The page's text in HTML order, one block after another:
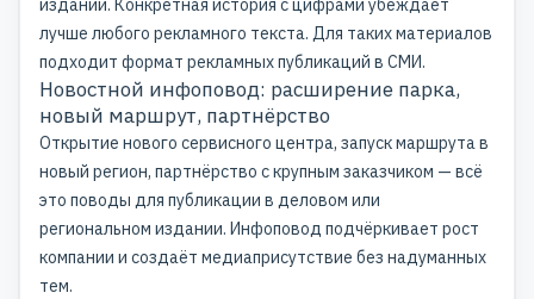
издании. Конкретная история с цифрами убеждает
лучше любого рекламного текста. Для таких материалов
подходит формат рекламных публикаций в СМИ.
Новостной инфоповод: расширение парка,
новый маршрут, партнёрство
Открытие нового сервисного центра, запуск маршрута в
новый регион, партнёрство с крупным заказчиком — всё
это поводы для публикации в деловом или
региональном издании. Инфоповод подчёркивает рост
компании и создаёт медиаприсутствие без надуманных
тем.